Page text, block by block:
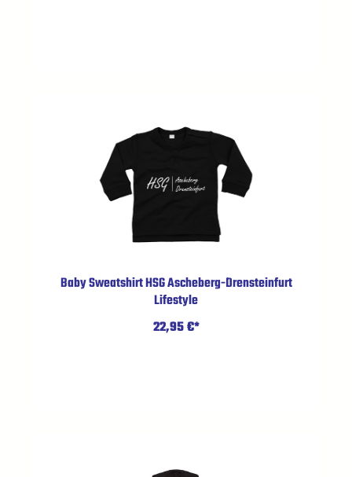
Baby Sweatshirt HSG Ascheberg-Drensteinfurt
Lifestyle
22,95 €*